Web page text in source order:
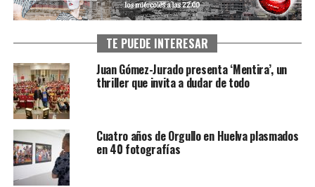
TE PUEDE INTERESAR
Juan Gómez-Jurado presenta ‘Mentira’, un
thriller que invita a dudar de todo
Cuatro años de Orgullo en Huelva plasmados
en 40 fotografías